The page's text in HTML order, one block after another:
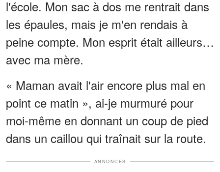
l'école. Mon sac à dos me rentrait dans
les épaules, mais je m'en rendais à
peine compte. Mon esprit était ailleurs…
avec ma mère.
« Maman avait l'air encore plus mal en
point ce matin », ai-je murmuré pour
moi-même en donnant un coup de pied
dans un caillou qui traînait sur la route.
ANNONCES